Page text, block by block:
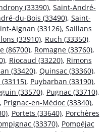
(33390), Saint-André-
du-Bois (33490), Saint-
Aignan (33126), Saillans
(33910), Ruch (33350),
(86700), Romagne (33760),
, Riocaud (33220), Rimons
(33420), Quinsac (33360),
, Puybarban (33190),
(33570), Pugnac (33710),
, Prignac-en-Médoc (33340),
, Portets (33640), Porchères
(33370), Pompéjac